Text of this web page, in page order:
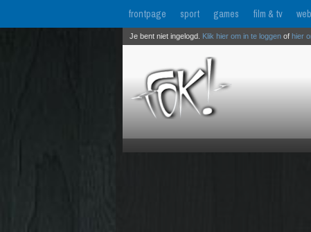
frontpage sport games film & tv
Je bent niet ingelogd. Klik hier om in te loggen of hier